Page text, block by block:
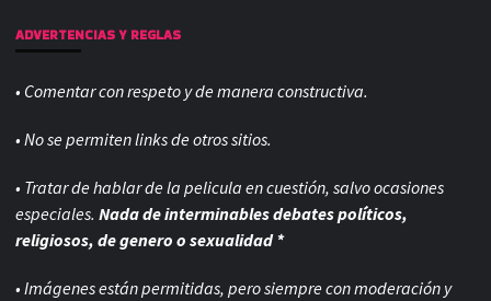
ADVERTENCIAS Y REGLAS
• Comentar con respeto y de manera constructiva.
• No se permiten links de otros sitios.
• Tratar de hablar de la pelicula en cuestión, salvo ocasiones
especiales. Nada de interminables debates políticos,
religiosos, de genero o sexualidad *
• Imágenes están permitidas, pero siempre conmoderación y